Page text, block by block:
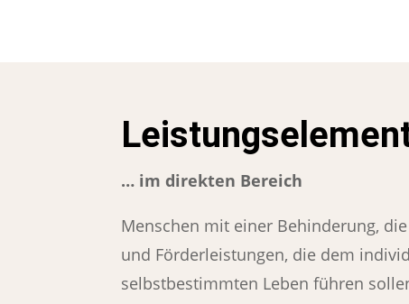
… im direkten Bereich
Menschen mit einer Behinderung,
und Förderleistungen, die dem
selbstbestimmten Leben führen